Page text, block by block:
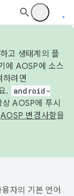
고 생태계의 플
에 AOSP에 소스
하려면
.
android-
AOSP에 푸시
AOSP 변경사항을
자의 기본 언어